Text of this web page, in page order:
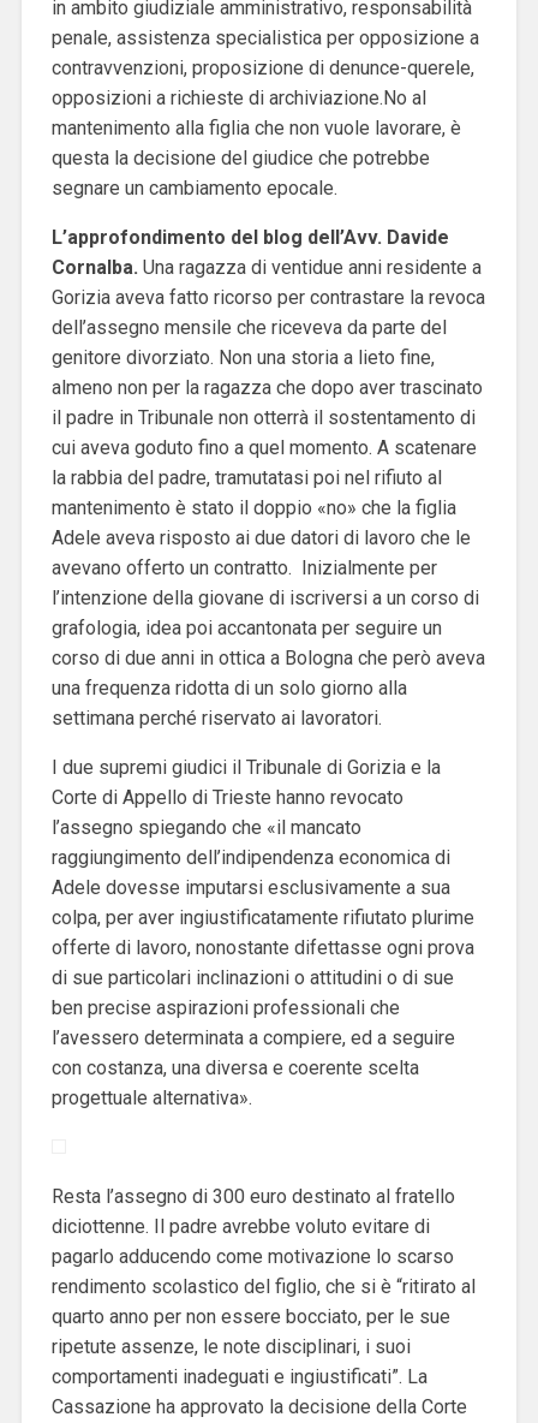
in ambito giudiziale amministrativo, responsabilità
penale, assistenza specialistica per opposizione a
contravvenzioni, proposizione di denunce-querele,
opposizioni a richieste di archiviazione.No al
mantenimento alla figlia che non vuole lavorare, è
questa la decisione del giudice che potrebbe
segnare un cambiamento epocale.
L’approfondimento del blog dell’Avv. Davide
Cornalba. Una ragazza di ventidue anni residente a
Gorizia aveva fatto ricorso per contrastare la revoca
dell’assegno mensile che riceveva da parte del
genitore divorziato. Non una storia a lieto fine,
almeno non per la ragazza che dopo aver trascinato
il padre in Tribunale non otterrà il sostentamento di
cui aveva goduto fino a quel momento. A scatenare
la rabbia del padre, tramutatasi poi nel rifiuto al
mantenimento è stato il doppio «no» che la figlia
Adele aveva risposto ai due datori di lavoro che le
avevano offerto un contratto. Inizialmente per
l’intenzione della giovane di iscriversi a un corso di
grafologia, idea poi accantonata per seguire un
corso di due anni in ottica a Bologna che però aveva
una frequenza ridotta di un solo giorno alla
settimana perché riservato ai lavoratori.
I due supremi giudici il Tribunale di Gorizia e la
Corte di Appello di Trieste hanno revocato
l’assegno spiegando che «il mancato
raggiungimento dell’indipendenza economica di
Adele dovesse imputarsi esclusivamente a sua
colpa, per aver ingiustificatamente rifiutato plurime
offerte di lavoro, nonostante difettasse ogni prova
di sue particolari inclinazioni o attitudini o di sue
ben precise aspirazioni professionali che
l’avessero determinata a compiere, ed a seguire
con costanza, una diversa e coerente scelta
progettuale alternativa».
Resta l’assegno di 300 euro destinato al fratello
diciottenne. Il padre avrebbe voluto evitare di
pagarlo adducendo come motivazione lo scarso
rendimento scolastico del figlio, che si è “ritirato al
quarto anno per non essere bocciato, per le sue
ripetute assenze, le note disciplinari, i suoi
comportamenti inadeguati e ingiustificati”. La
Cassazione ha approvato la decisione della Corte